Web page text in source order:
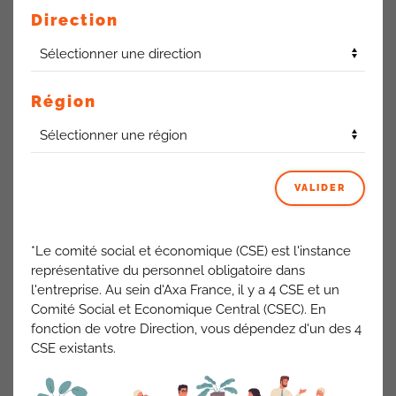
valeur les innovations et initiatives de la Direction de la
Cette zone sera une vitrine pour favorisant la découverte,
l’expérimentation et la co-création autour des nouvelles
technologies.
Cet Espace :
• sera structuré en plusieurs zones : Lounge, Collaboratif,
Captation, Découverte, Créatif et Expérimentation.
• Disponible sur réservation auprès de personnes dédiées.
La réussite de ce projet d’innovation dépend fortement
d’une connectivité fiable. Sans cela, l’impact et
l’efficacité de l’espace seront fortement limités.En effet,
la Cfdt rappelle qu’au T8, le réseau et le wifi rencontrent
de sérieuses difficultés.
ACTUALITÉS AXA FRANCE
Direction
Région
VALIDER
*Le comité social et économique (CSE) est l'instance
représentative du personnel obligatoire dans
l'entreprise. Au sein d'Axa France, il y a 4 CSE et un
Comité Social et Economique Central (CSEC). En
fonction de votre Direction, vous dépendez d'un des 4
CSE existants.